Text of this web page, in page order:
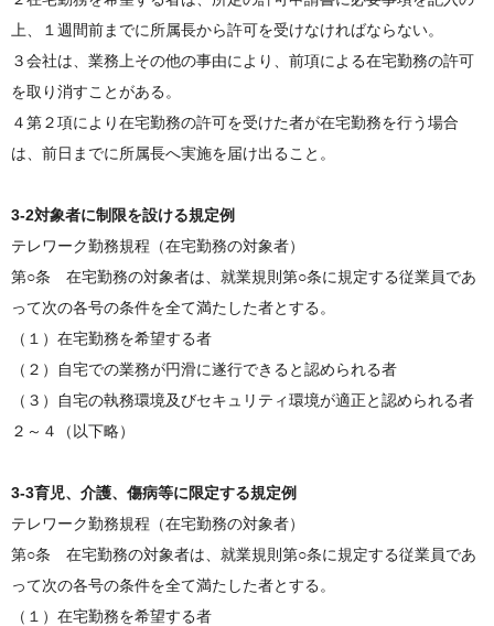
上、１週間前までに所属長から許可を受けなければならない。
３会社は、業務上その他の事由により、前項による在宅勤務の許可
を取り消すことがある。
４第２項により在宅勤務の許可を受けた者が在宅勤務を行う場合
は、前日までに所属長へ実施を届け出ること。
3-2対象者に制限を設ける規定例
テレワーク勤務規程（在宅勤務の対象者）
第○条 在宅勤務の対象者は、就業規則第○条に規定する従業員であ
って次の各号の条件を全て満たした者とする。
（１）在宅勤務を希望する者
（２）自宅での業務が円滑に遂行できると認められる者
（３）自宅の執務環境及びセキュリティ環境が適正と認められる者
２～４（以下略）
3-3育児、介護、傷病等に限定する規定例
テレワーク勤務規程（在宅勤務の対象者）
第○条 在宅勤務の対象者は、就業規則第○条に規定する従業員であ
って次の各号の条件を全て満たした者とする。
（１）在宅勤務を希望する者